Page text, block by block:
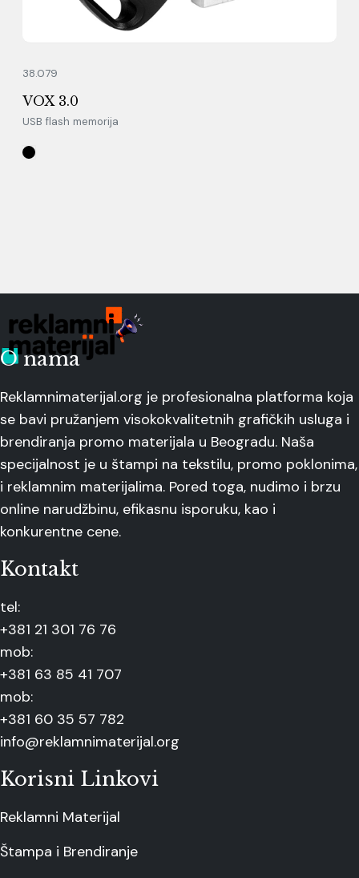
38.079
VOX 3.0
USB flash memorija
O nama
Reklamnimaterijal.org je profesionalna platforma koja
se bavi pružanjem visokokvalitetnih grafičkih usluga i
brendiranja promo materijala u Beogradu. Naša
specijalnost je u štampi na tekstilu, promo poklonima,
i reklamnim materijalima. Pored toga, nudimo i brzu
online narudžbinu, efikasnu isporuku, kao i
konkurentne cene.
Kontakt
tel:
+381 21 301 76 76
mob:
+381 63 85 41 707
mob:
+381 60 35 57 782
info@reklamnimaterijal.org
Korisni Linkovi
Reklamni Materijal
Štampa i Brendiranje